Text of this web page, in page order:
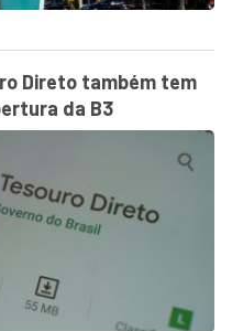
Direto também tem
da B3